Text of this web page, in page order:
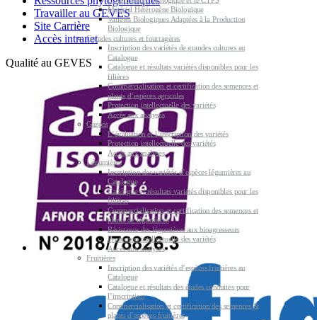
Travailler au GEVES
Site Carrière
Accès intranet
Qualité au GEVES
Matériel Hétérogène Biologique
Variétés Biologiques Adaptées à la Production
Biologique
Grandes cultures et fourragères
Inscription des variétés de grandes cultures au
Catalogue
Catalogue et résultats variétés disponibles pour les
filières
Commercialisation et certification des semences et
plants d’espèces agricoles
Protection intellectuelle des variétés
Accès aux analyses
Gazons
L’évaluation et l’inscription des variétés
Protection intellectuelle des variétés
Accès aux analyses
Légumières
Inscription des variétés d’espèces légumières au
Catalogue
Catalogue et résultats variétés disponibles pour les
filières
Commercialisation et certification des semences et
plants de légumières
Résistance des légumières aux bioagresseurs
Protection intellectuelle des variétés
Accès aux analyses
Fruitières
Inscription des variétés d’espèces fruitières au
Catalogue
Catalogue et résultats des études conduites pour
l’inscription
Commercialisation et certification des semences &
plants d’espèces fruitières